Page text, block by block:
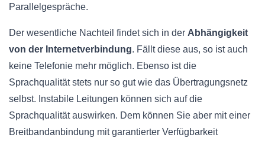
Parallelgespräche.
Der wesentliche Nachteil findet sich in der Abhängigkeit
von der Internetverbindung. Fällt diese aus, so ist auch
keine Telefonie mehr möglich. Ebenso ist die
Sprachqualität stets nur so gut wie das Übertragungsnetz
selbst. Instabile Leitungen können sich auf die
Sprachqualität auswirken. Dem können Sie aber mit einer
Breitbandanbindung mit garantierter Verfügbarkeit